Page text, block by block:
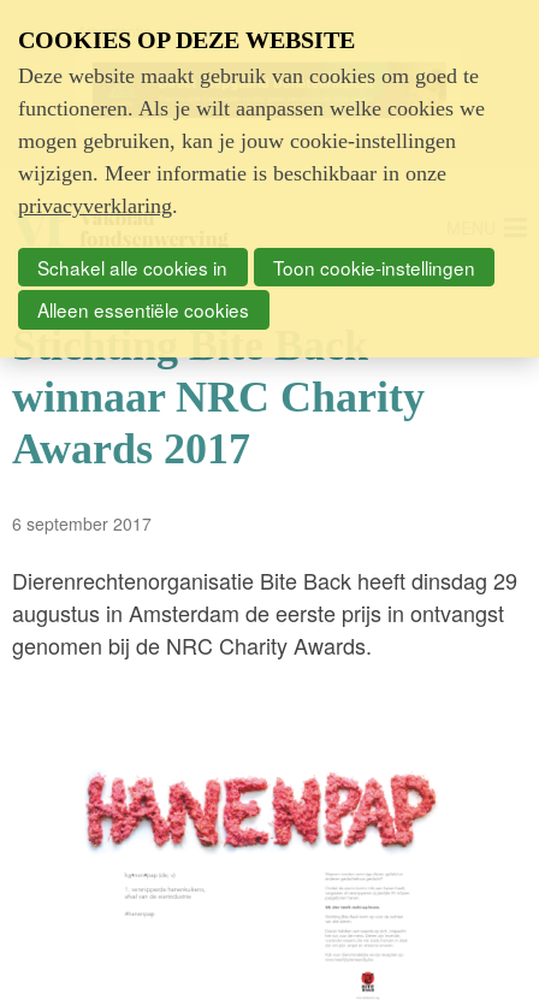
Advertentie
Stichting Bite Back
winnaar NRC Charity
Awards 2017
6 september 2017
Dierenrechtenorganisatie Bite Back heeft dinsdag 29
augustus in Amsterdam de eerste prijs in ontvangst
genomen bij de NRC Charity Awards.
COOKIES OP DEZE WEBSITE
Deze website maakt gebruik van cookies om goed te
functioneren. Als je wilt aanpassen welke cookies we
mogen gebruiken, kan je jouw cookie-instellingen
wijzigen. Meer informatie is beschikbaar in onze
privacyverklaring.
Schakel alle cookies in
Toon cookie-instellingen
Alleen essentiële cookies